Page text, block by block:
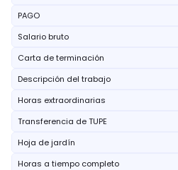
PAGO
Salario bruto
Carta de terminación
Descripción del trabajo
Horas extraordinarias
Transferencia de TUPE
Hoja de jardín
Horas a tiempo completo